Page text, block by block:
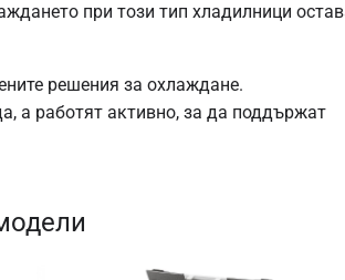
при този тип хладилници
решения за охлаждане.
а работят активно, за да поддържат